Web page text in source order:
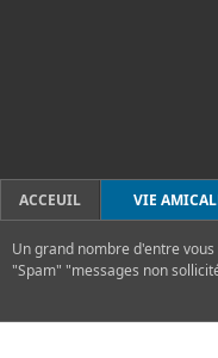
ACCEUIL VIE
Un grand nombre d'entre
"Spam" "messages non